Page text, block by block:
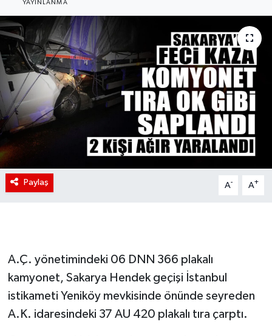
YAYINLANMA
Paylaş A- A+
A.Ç. yönetimindeki 06 DNN 366 plakalı
kamyonet, Sakarya Hendek geçişi İstanbul
istikameti Yeniköy mevkisinde önünde seyreden
A.K. idaresindeki 37 AU 420 plakalı tıra çarptı.